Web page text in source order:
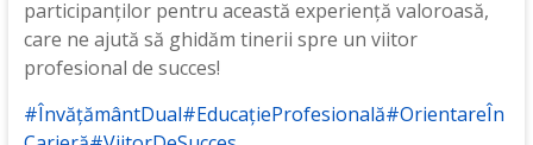
participanților pentru această experiență valoroasă,
care ne ajută să ghidăm tinerii spre un viitor
profesional de succes!
#ÎnvățământDual#EducațieProfesională#OrientareÎn